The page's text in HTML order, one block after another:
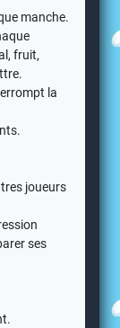
manche.
fruit,
la
joueurs
ses